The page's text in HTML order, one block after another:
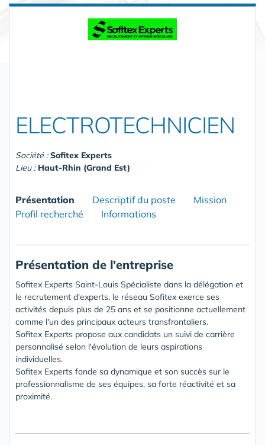
ELECTROTECHNICIEN
Société :Sofitex Experts
Lieu : Haut-Rhin (Grand Est)
Présentation Descriptif du poste
Mission
Profil recherché
Informations
Présentation de l'entreprise
Sofitex Experts Saint-Louis Spécialiste dans la délégation et
le recrutement d'experts, le réseau Sofitex exerce ses
activités depuis plus de 25 ans et se positionne actuellement
comme l'un des principaux acteurs transfrontaliers.
Sofitex Experts propose aux candidats un suivi de carrière
personnalisé selon l'évolution de leurs aspirations
individuelles.
Sofitex Experts fonde sa dynamique et son succès sur le
professionnalisme de ses équipes, sa forte réactivité et sa
proximité.